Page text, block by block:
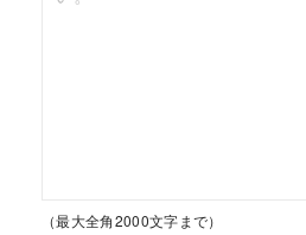
（最大全角2000文字まで）